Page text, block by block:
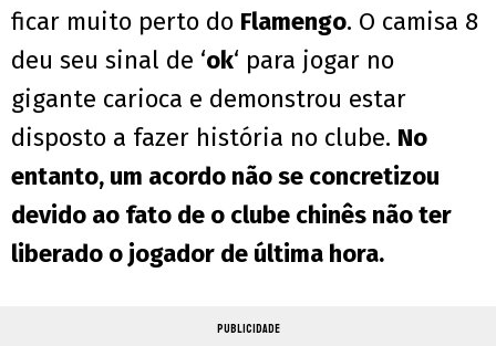
ficar muito perto do Flamengo. O camisa 8
deu seu sinal de ‘ok‘ para jogar no
gigante carioca e demonstrou estar
disposto a fazer história no clube. No
entanto, um acordo não se concretizou
devido ao fato de o clube chinês não ter
liberado o jogador de última hora.
PUBLICIDADE